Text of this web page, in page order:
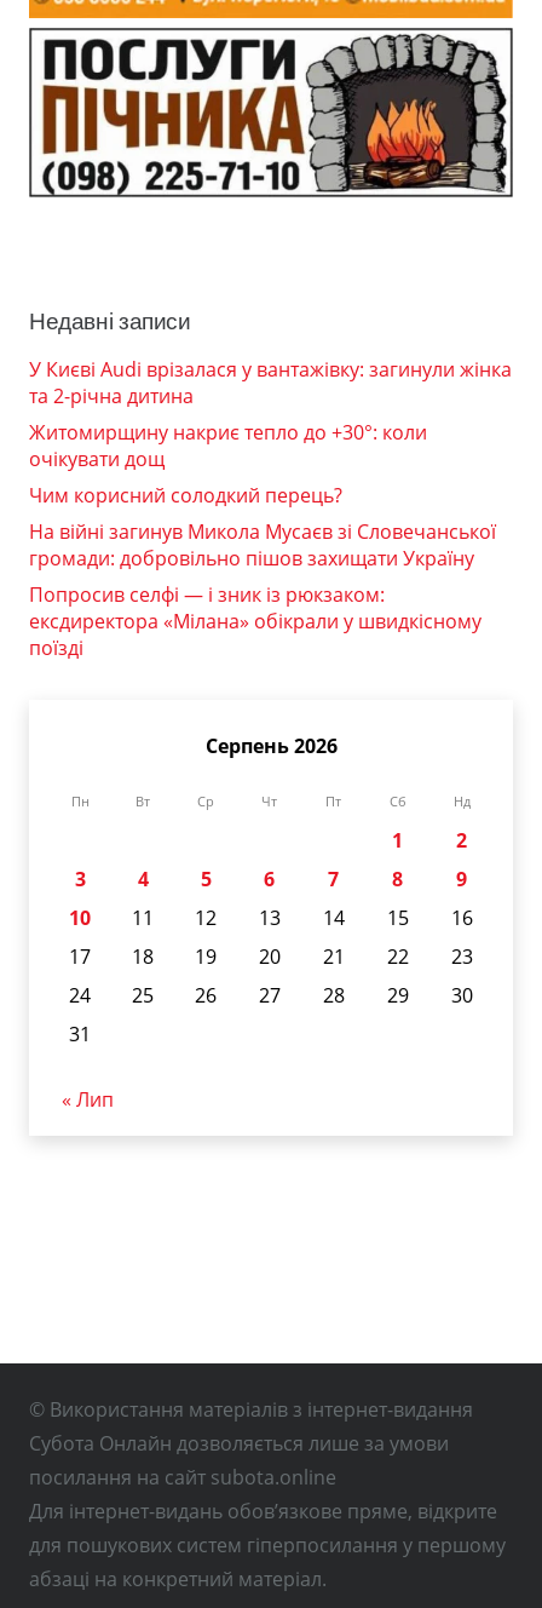
Недавні записи
У Києві Audi врізалася у вантажівку: загинули жінка
та 2-річна дитина
Житомирщину накриє тепло до +30°: коли
очікувати дощ
Чим корисний солодкий перець?
На війні загинув Микола Мусаєв зі Словечанської
громади: добровільно пішов захищати Україну
Попросив селфі — і зник із рюкзаком:
ексдиректора «Мілана» обікрали у швидкісному
поїзді
Серпень 2026
Пн Вт Ср Чт Пт Сб Нд
1
2
3
4 5 6 7 8
9
10
11 12 13 14 15
16
17
18 19 20 21 22
23
24
25 26 27 28 29
30
31
« Лип
© Використання матеріалів з інтернет-видання
Субота Онлайн дозволяється лише за умови
посилання на сайт subota.online
Для інтернет-видань обов’язкове пряме, відкрите
для пошукових систем гіперпосилання у першому
абзаці на конкретний матеріал.